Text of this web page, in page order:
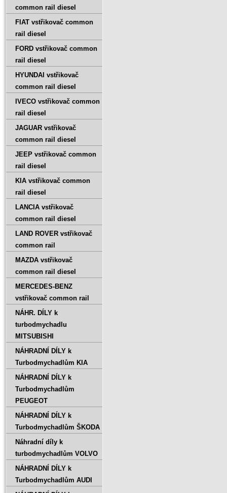
common rail diesel
FIAT vstřikovač common
rail diesel
FORD vstřikovač common
rail diesel
HYUNDAI vstřikovač
common rail diesel
IVECO vstřikovač common
rail diesel
JAGUAR vstřikovač
common rail diesel
JEEP vstřikovač common
rail diesel
KIA vstřikovač common
rail diesel
LANCIA vstřikovač
common rail diesel
LAND ROVER vstřikovač
common rail
MAZDA vstřikovač
common rail diesel
MERCEDES-BENZ
vstřikovač common rail
NÁHR. DÍLY k
turbodmychadlu
MITSUBISHI
NÁHRADNÍ DÍLY k
Turbodmychadlům KIA
NÁHRADNÍ DÍLY k
Turbodmychadlům
PEUGEOT
NÁHRADNÍ DÍLY k
Turbodmychadlům ŠKODA
Náhradní díly k
turbodmychadlům VOLVO
NÁHRADNÍ DÍLY k
Turbodmychadlům AUDI